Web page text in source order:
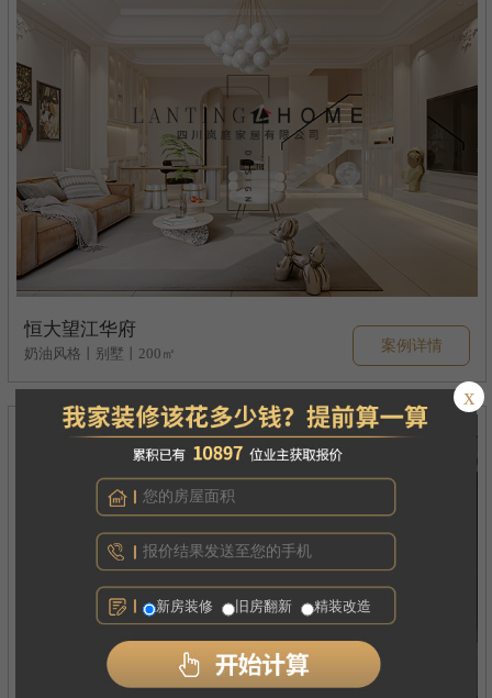
恒大望江华府
奶油风格丨别墅丨200㎡ 案例详情
x
新房装修 旧房翻新 精装改造